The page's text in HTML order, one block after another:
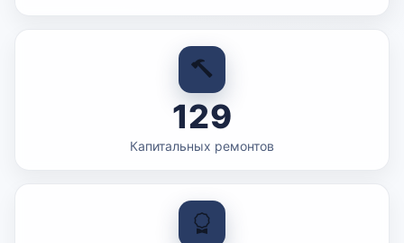
129
Капитальных ремонтов